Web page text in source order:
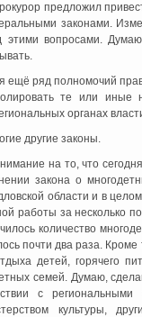
предложил
законами.
вопросами.
ещё ряд полномочий
те или иные
органах
другие законы.
на то, что
закона о
области и в
работы за несколько
количество
почти два раза.
детей, горячего
семей. Думаю,
с
культуры,